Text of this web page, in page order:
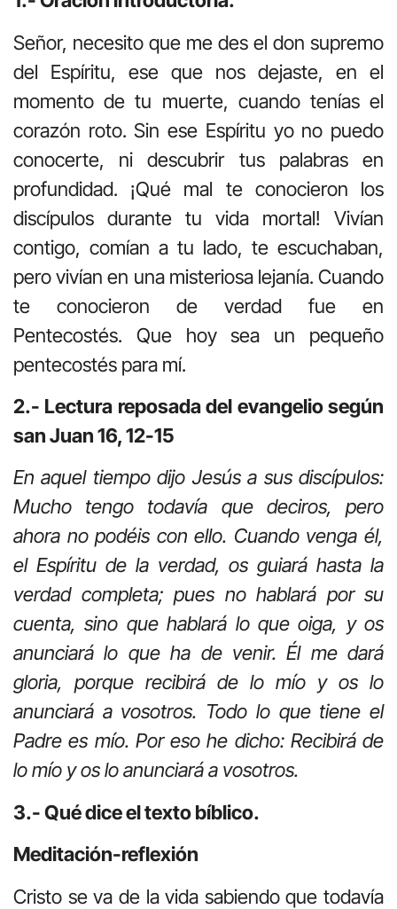
Señor, necesito que me des el don supremo
del Espíritu, ese que nos dejaste, en el
momento de tu muerte, cuando tenías el
corazón roto. Sin ese Espíritu yo no puedo
conocerte, ni descubrir tus palabras en
profundidad. ¡Qué mal te conocieron los
discípulos durante tu vida mortal! Vivían
contigo, comían a tu lado, te escuchaban,
pero vivían en una misteriosa lejanía. Cuando
te conocieron de verdad fue en
Pentecostés. Que hoy sea un pequeño
pentecostés para mí.
2.- Lectura reposada del evangelio según
san Juan 16, 12-15
En aquel tiempo dijo Jesús a sus discípulos:
Mucho tengo todavía que deciros, pero
ahora no podéis con ello. Cuando venga él,
el Espíritu de la verdad, os guiará hasta la
verdad completa; pues no hablará por su
cuenta, sino que hablará lo que oiga, y os
anunciará lo que ha de venir. Él me dará
gloria, porque recibirá de lo mío y os lo
anunciará a vosotros. Todo lo que tiene el
Padre es mío. Por eso he dicho: Recibirá de
lo mío y os lo anunciará a vosotros.
3.- Qué dice el texto bíblico.
Meditación-reflexión
Cristo se va de la vida sabiendo que todavía